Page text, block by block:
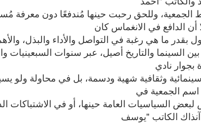
وللحق رحبت حينها مُندفعًا دون معرفة
أن الدافع في الانغماس كان
ما هي رغبة في التواصل والأداء والبذل،
بين السينما والتاريخ أصيل، عبر سنوات السبعينيات
بجوار نادي
وثقافية شهية ودسمة، بل في محاولة ولو
اسم الجمعية في
السياسيات العامة حينها، أو في الاشتباكات
آنذاك الكاتب "يوسف